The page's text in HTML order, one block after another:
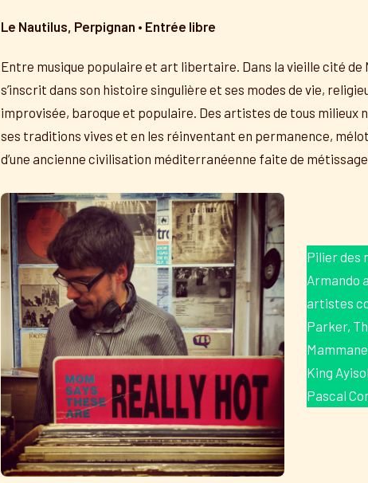
Le Nautilus, Perpignan • Entrée libre
Entre musique populaire et art libertaire. Dans la vieille cité
s’inscrit dans son histoire singulière et ses modes de vie,
improvisée, baroque et populaire. Des artistes de tous milieux
ses traditions vives et en les réinventant en permanence,
d’une ancienne civilisation méditerranéenne faite de
Pilier des
Armando
artistes
Parker,
King
Pascal